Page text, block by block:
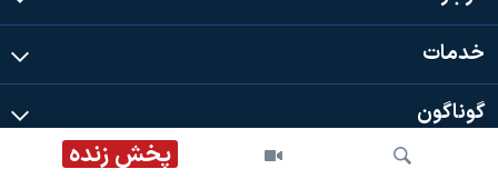
پخش زنده
خدمات
گوناگون